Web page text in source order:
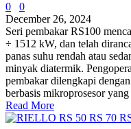
0
0
December 26, 2024
Seri pembakar RS100
÷ 1512 kW, dan telah
panas suhu rendah atau
minyak diatermik.
pembakar dilengkapi
berbasis mikroprosesor
Read More